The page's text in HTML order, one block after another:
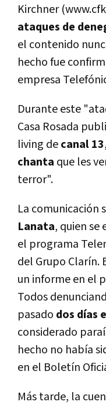
Kirchner
ataques de
el contenido
hecho fue
empresa
Durante este
Casa Rosada
living decanal 13
chanta que les
terror".
La comunicación
Lanata, quien se
el programa
del Grupo Clarín.
un informe en el
Todos
pasado dos días
considerado
hecho no había
en el Boletín
Más tarde, la